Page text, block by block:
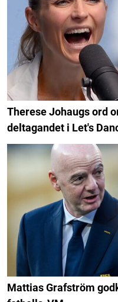
Therese Johaugs ord
deltagandet i Let's
Mattias Grafström